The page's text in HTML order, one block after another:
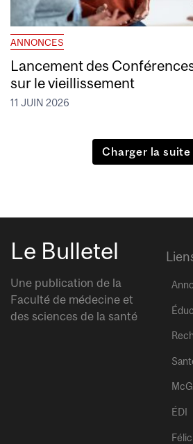
ANNONCES
Lancement des
sur le vieillissement
11 JUIN 2026
Charger la suite
Le Bulletel
Une publication de la
Faculté de médecine et
des sciences de la santé
ÉDI